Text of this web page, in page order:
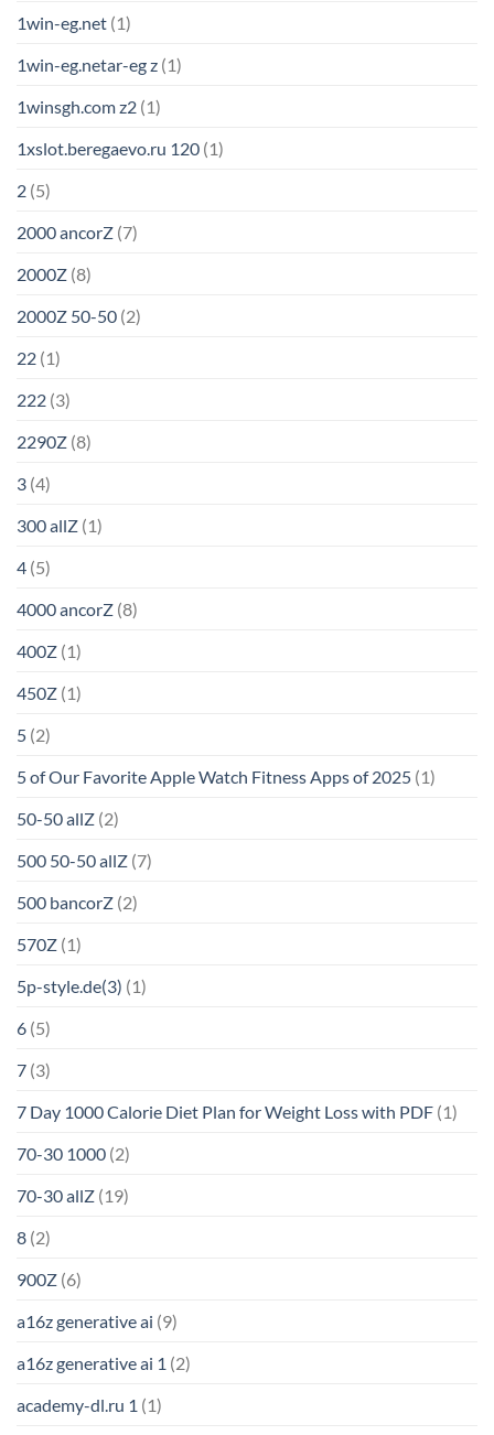
1win-eg.net (1)
1win-eg.netar-eg z (1)
1winsgh.com z2 (1)
1xslot.beregaevo.ru 120 (1)
2 (5)
2000 ancorZ (7)
2000Z (8)
2000Z 50-50 (2)
22 (1)
222 (3)
2290Z (8)
3 (4)
300 allZ (1)
4 (5)
4000 ancorZ (8)
400Z (1)
450Z (1)
5 (2)
5 of Our Favorite Apple Watch Fitness Apps of 2025 (1)
50-50 allZ (2)
500 50-50 allZ (7)
500 bancorZ (2)
570Z (1)
5p-style.de(3) (1)
6 (5)
7 (3)
7 Day 1000 Calorie Diet Plan for Weight Loss with PDF (1)
70-30 1000 (2)
70-30 allZ (19)
8 (2)
900Z (6)
a16z generative ai (9)
a16z generative ai 1 (2)
academy-dl.ru 1 (1)